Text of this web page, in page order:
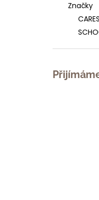
Značky